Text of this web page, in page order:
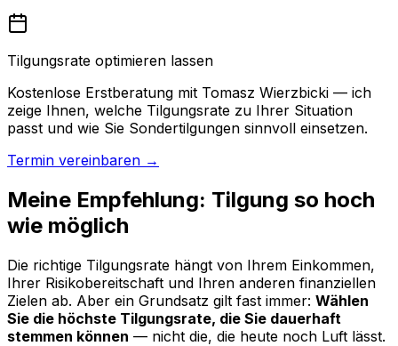
Tilgungsrate optimieren lassen
Kostenlose Erstberatung mit Tomasz Wierzbicki — ich
zeige Ihnen, welche Tilgungsrate zu Ihrer Situation
passt und wie Sie Sondertilgungen sinnvoll einsetzen.
Termin vereinbaren →
Meine Empfehlung: Tilgung so hoch
wie möglich
Die richtige Tilgungsrate hängt von Ihrem Einkommen,
Ihrer Risikobereitschaft und Ihren anderen finanziellen
Zielen ab. Aber ein Grundsatz gilt fast immer: Wählen
Sie die höchste Tilgungsrate, die Sie dauerhaft
stemmen können — nicht die, die heute noch Luft lässt.